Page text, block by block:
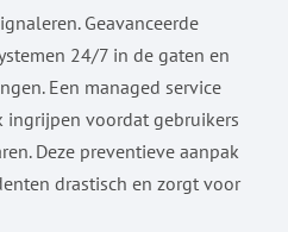
Geavanceerde
24/7 in de gaten en
Een managed service
ingrijpen voordat gebruikers
Deze preventieve aanpak
drastisch en zorgt voor